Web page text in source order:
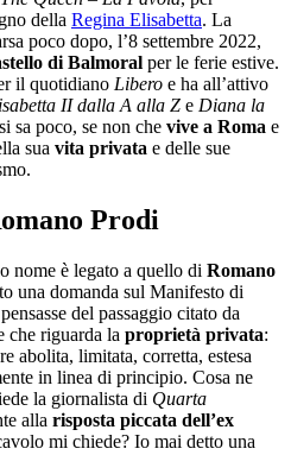
della Regina Elisabetta. La
poco dopo, l’8 settembre 2022,
di Balmoral per le ferie estive.
il quotidiano Libero e ha all’attivo
II dalla A alla Z e Diana la
sa poco, se non che vive a Roma e
sua vita privata e delle sue
Prodi
nome è legato a quello di Romano
una domanda sul Manifesto di
del passaggio citato da
che riguarda la proprietà privata:
abolita, limitata, corretta, estesa
in linea di principio. Cosa ne
la giornalista di Quarta
alla risposta piccata dell’ex
mi chiede? Io mai detto una